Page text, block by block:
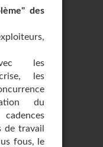
des
les
les
du
de travail
fous, le